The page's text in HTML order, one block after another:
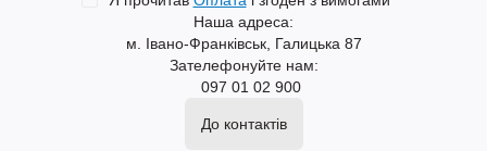
Наша адреса:
м. Івано-Франківськ, Галицька 87
Зателефонуйте нам:
097 01 02 900
До контактів